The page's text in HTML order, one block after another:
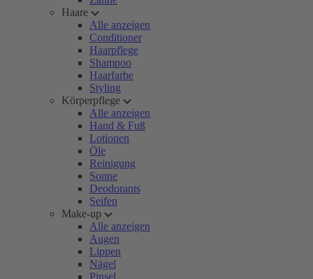
Haare
Alle anzeigen
Conditioner
Haarpflege
Shampoo
Haarfarbe
Styling
Körperpflege
Alle anzeigen
Hand & Fuß
Lotionen
Öle
Reinigung
Sonne
Deodorants
Seifen
Make-up
Alle anzeigen
Augen
Lippen
Nägel
Pinsel